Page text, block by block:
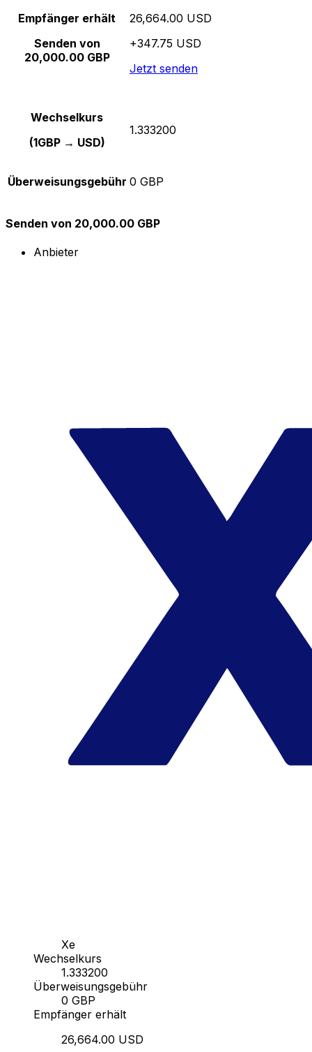
Empfänger erhält
Senden von
20,000.00 GBP
26,664.00 USD
+347.75 USD
Jetzt senden
Wechselkurs
(1GBP → USD)
1.333200
Überweisungsgebühr 0 GBP
Senden von 20,000.00 GBP
Anbieter
Xe
Wechselkurs
1.333200
Überweisungsgebühr
0 GBP
Empfänger erhält
26,664.00 USD